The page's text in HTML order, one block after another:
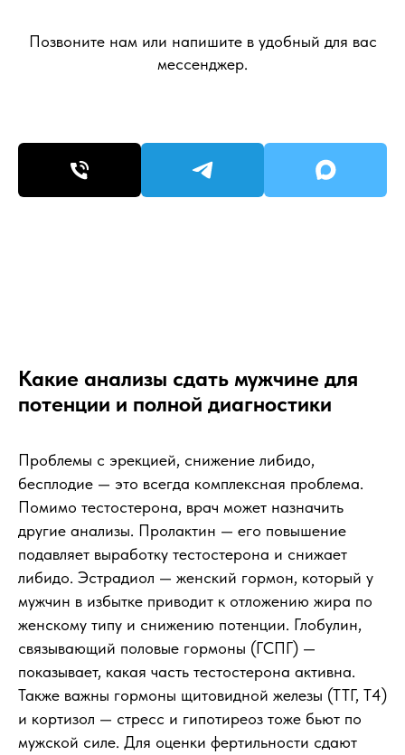
Позвоните нам или напишите в удобный для вас
мессенджер.
Какие анализы сдать мужчине для
потенции и полной диагностики
Проблемы с эрекцией, снижение либидо,
бесплодие — это всегда комплексная проблема.
Помимо тестостерона, врач может назначить
другие анализы. Пролактин — его повышение
подавляет выработку тестостерона и снижает
либидо. Эстрадиол — женский гормон, который у
мужчин в избытке приводит к отложению жира по
женскому типу и снижению потенции. Глобулин,
связывающий половые гормоны (ГСПГ) —
показывает, какая часть тестостерона активна.
Также важны гормоны щитовидной железы (ТТГ, Т4)
и кортизол — стресс и гипотиреоз тоже бьют по
мужской силе. Для оценки фертильности сдают